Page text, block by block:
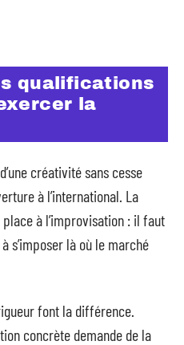
qualifications
la
créativité sans cesse
à l’international. La
à l’improvisation : il faut
s’imposer là où le marché
font la différence.
concrète demande de la